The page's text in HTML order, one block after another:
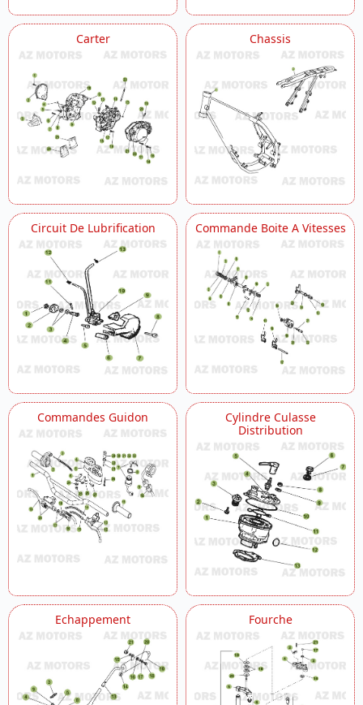
Carter Chassis
Circuit De Lubrification Commande Boite A Vitesses
Commandes Guidon
Cylindre Culasse
Distribution
Echappement Fourche